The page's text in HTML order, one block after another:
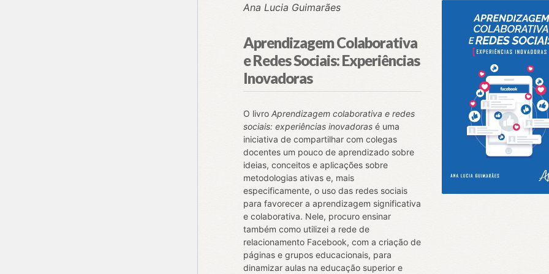
Ana Lucia Guimarães
Aprendizagem Colaborativa
e Redes Sociais: Experiências
Inovadoras
O livro Aprendizagem colaborativa e redes
sociais: experiências inovadorasé uma
iniciativa de compartilhar com colegas
docentes um pouco de aprendizado sobre
ideias, conceitos e aplicações sobre
metodologias ativas e, mais
especificamente, o uso das redes sociais
para favorecer a aprendizagem significativa
e colaborativa. Nele, procuro ensinar
também como utilizei a rede de
relacionamento Facebook, com a criação de
páginas e grupos educacionais, para
dinamizar aulas na educação superior e